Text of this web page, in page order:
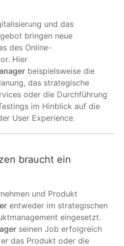
und das
bringen neue
des Online-
Hier
beispielsweise die
das strategische
oder die Durchführung
im Hinblick auf die
User Experience.
braucht ein
und Produkt
entweder im strategischen
eingesetzt.
seinen Job erfolgreich
das Produkt oder die